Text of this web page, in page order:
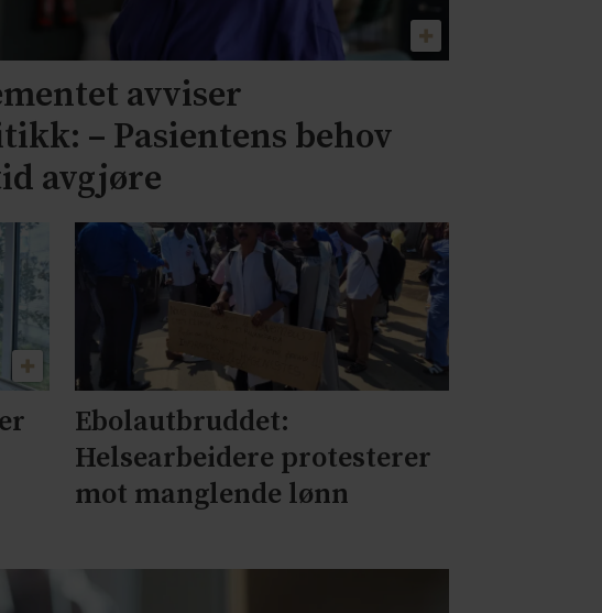
avviser
– Pasientens behov
avgjøre
Ebolautbruddet:
Helsearbeidere protesterer
mot manglende lønn